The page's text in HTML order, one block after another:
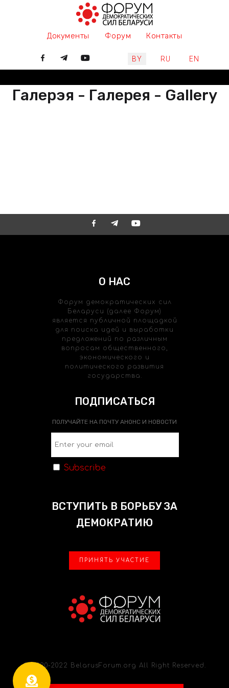
Документы Форум Контакты
Выберите язык
BY RU EN
Галерэя - Галерея - Gallery
О НАС
Форум демократических сил
Беларуси (далее Форум)
является публичной площадкой
для поиска идей и выработки
предложений по различным
вопросам общественного,
экономического и
политического развития
государства.
ПОДПИСАТЬСЯ
ПОЛУЧАЙТЕ НА ПОЧТУ АНОНС И НОВОСТИ
Subscribe
ВСТУПИТЬ В БОРЬБУ ЗА
ДЕМОКРАТИЮ
ПРИНЯТЬ УЧАСТИЕ
© 2020-2022 BelarusForum.org All Right Reserved.